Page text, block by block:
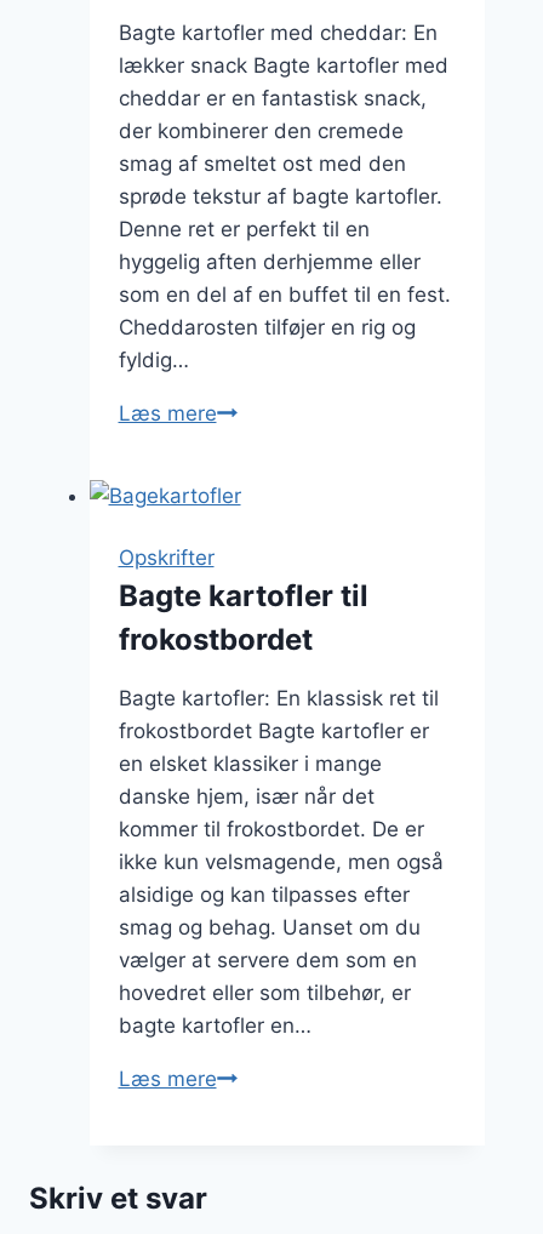
Bagte kartofler med cheddar: En
lækker snack Bagte kartofler med
cheddar er en fantastisk snack,
der kombinerer den cremede
smag af smeltet ost med den
sprøde tekstur af bagte kartofler.
Denne ret er perfekt til en
hyggelig aften derhjemme eller
som en del af en buffet til en fest.
Cheddarosten tilføjer en rig og
fyldig…
Læs mereBagte
cheddar
Opskrifter
Bagte kartofler til
frokostbordet
Bagte kartofler: En klassisk ret til
frokostbordet Bagte kartofler er
en elsket klassiker i mange
danske hjem, især når det
kommer til frokostbordet. De er
ikke kun velsmagende, men også
alsidige og kan tilpasses efter
smag og behag. Uanset om du
vælger at servere dem som en
hovedret eller som tilbehør, er
bagte kartofler en…
Læs mereBagte
Skriv et svar